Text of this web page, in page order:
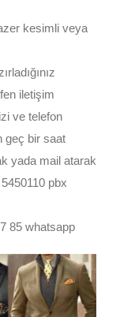
kesimli veya
iletişim
ve telefon
geç bir saat
yada mail atarak
pbx
85 whatsapp